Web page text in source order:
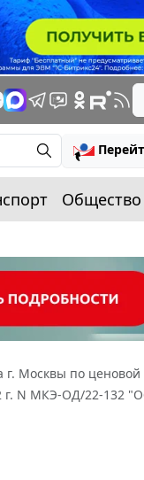
Общество
г. Москвы по ценовой
г. N МКЭ-ОД/22-132